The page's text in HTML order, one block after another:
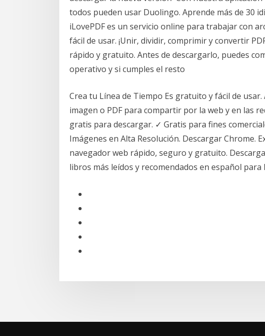
todos pueden usar Duolingo. Aprende más de 30
iLovePDF es un servicio online para trabajar con
fácil de usar. ¡Unir, dividir, comprimir y convertir
rápido y gratuito. Antes de descargarlo, puedes
operativo y si cumples el resto
Crea tu Línea de Tiempo Es gratuito y fácil de
imagen o PDF para compartir por la web y en las
gratis para descargar. ✓ Gratis para fines
Imágenes en Alta Resolución. Descargar Chrome.
navegador web rápido, seguro y gratuito.
libros más leídos y recomendados en español para